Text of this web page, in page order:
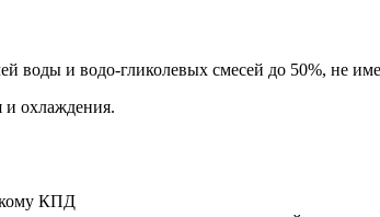
воды и водо-гликолевых смесей до 50%, не
и охлаждения.
КПД